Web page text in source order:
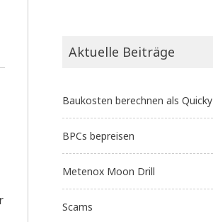
Aktuelle Beiträge
Baukosten berechnen als Quicky
BPCs bepreisen
Metenox Moon Drill
Scams